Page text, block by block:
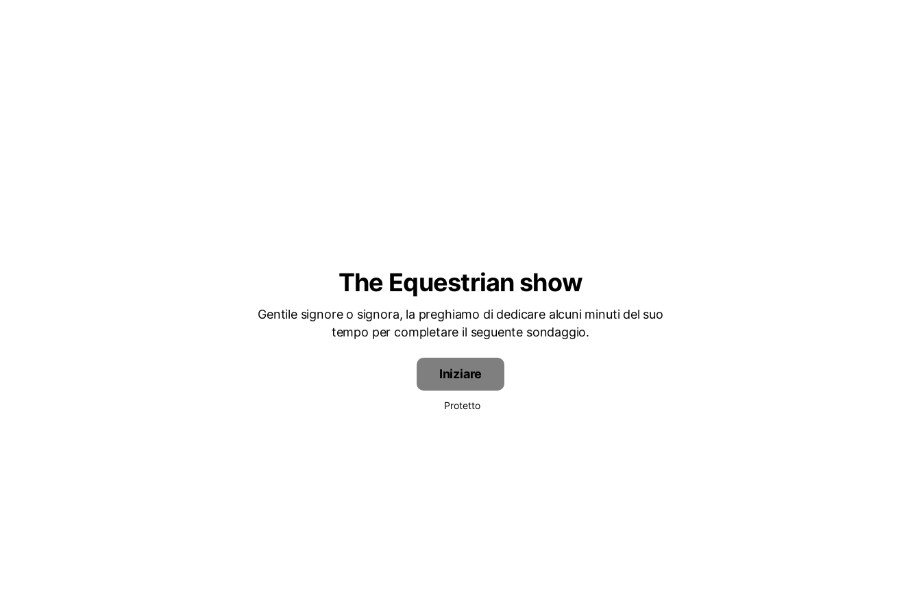
The Equestrian show
Gentile signore o signora, la preghiamo di dedicare alcuni minuti del suo
tempo per completare il seguente sondaggio.
Iniziare
Protetto